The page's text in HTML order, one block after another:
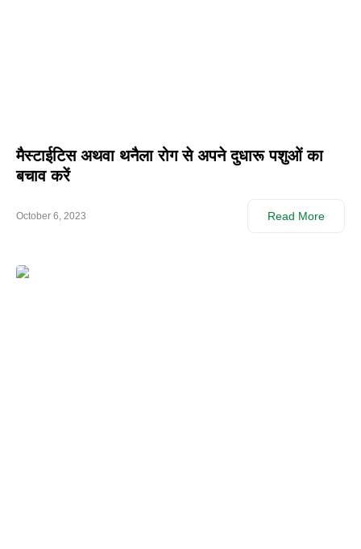
मैस्टाईटिस अथवा थनैला रोग से अपने दुधारू पशुओं का
बचाव करें
October 6, 2023 Read More